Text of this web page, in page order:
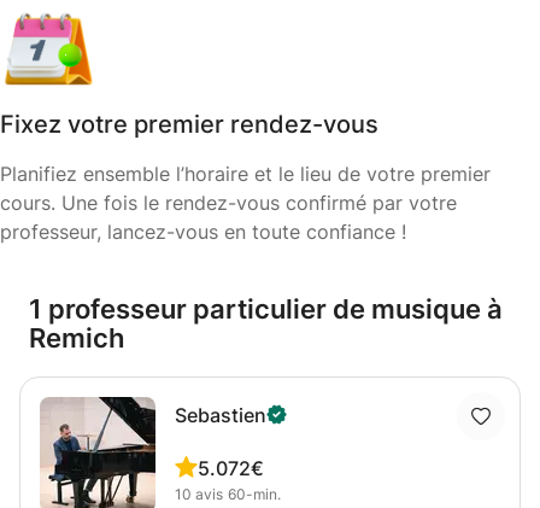
Fixez votre premier rendez-vous
Planifiez ensemble l’horaire et le lieu de votre premier
cours. Une fois le rendez-vous confirmé par votre
professeur, lancez-vous en toute confiance !
1 professeur particulier de musique à
Remich
Sebastien
5.0
10 avis
72€
60-min.